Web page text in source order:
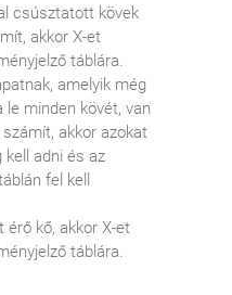
csúsztatott kövek
akkor X-et
táblára.
amelyik még
minden kövét, van
akkor azokat
adni és az
fel kell
érő kő, akkor X-et
táblára.